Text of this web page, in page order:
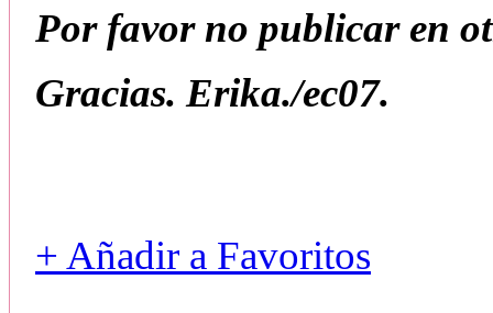
Por favor no publicar en
Gracias. Erika./ec07.
+ Añadir a Favoritos